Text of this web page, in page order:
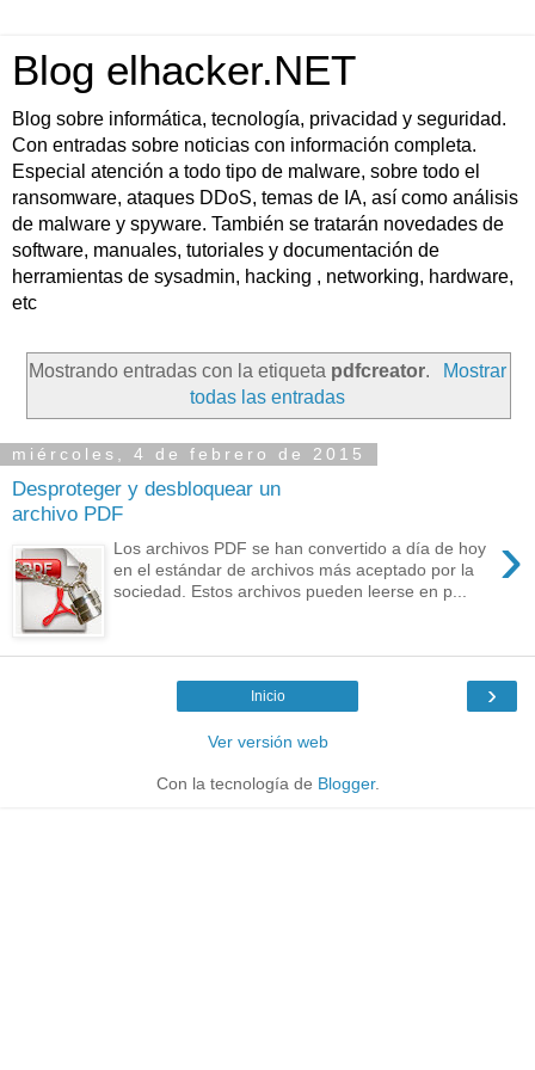
Blog elhacker.NET
Blog sobre informática, tecnología, privacidad y seguridad.
Con entradas sobre noticias con información completa.
Especial atención a todo tipo de malware, sobre todo el
ransomware, ataques DDoS, temas de IA, así como análisis
de malware y spyware. También se tratarán novedades de
software, manuales, tutoriales y documentación de
herramientas de sysadmin, hacking , networking, hardware,
etc
Mostrando entradas con la etiqueta pdfcreator.
Mostrar
todas las entradas
miércoles, 4 de febrero de 2015
Desproteger y desbloquear un
archivo PDF
›
Los archivos PDF se han convertido a día de hoy
en el estándar de archivos más aceptado por la
sociedad. Estos archivos pueden leerse en p...
›
Inicio
Ver versión web
Con la tecnología de Blogger.